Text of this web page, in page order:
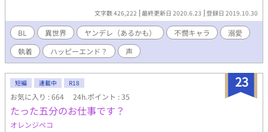
て！ R指定二十歳だから、妙にエロエロエロ魔神系のムービー入
るし？ なんで、主人公にも関係ないファンサービスムービーが俺
の役がヤラレちゃうとこなの？馬鹿なの？ ……でもちゃんとお仕
事は全力でやっって、ようやく収録もおわり帰り道。 あれ？
俺……死んだみたい。 なんか手違い？らしくて……。転生させて
くれました。 神様の勘違い？からかよくわからないけど……転生
場所がココって！ 馬鹿なの？ なんでよ！ せめて、役を変更してよ
ーーーーー！ 自分の最低サイアクなフラグをバッキバッキに折っ
て、幸せ異世界ライフを手に入れられるのかは、本人しだいです
ねえ。 がんばれ！未来は君の手に？ っていうお話です。
文字数 426,222 最終更新日 2020.6.23 登録日 2019.10.30
BL 異世界 ヤンデレ（あるかも） 不憫キャラ
溺愛
執着
ハッピーエンド？ 声
23
短編 連載中 R18
お気に入り : 664 24h.ポイント : 35
たった五分のお仕事です？
オレンジペコ